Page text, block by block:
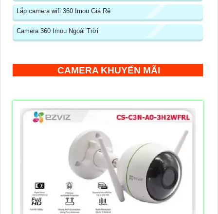
Lắp camera wifi 360 Imou Giá Rẻ
Camera 360 Imou Ngoài Trời
CAMERA KHUYẾN MÃI